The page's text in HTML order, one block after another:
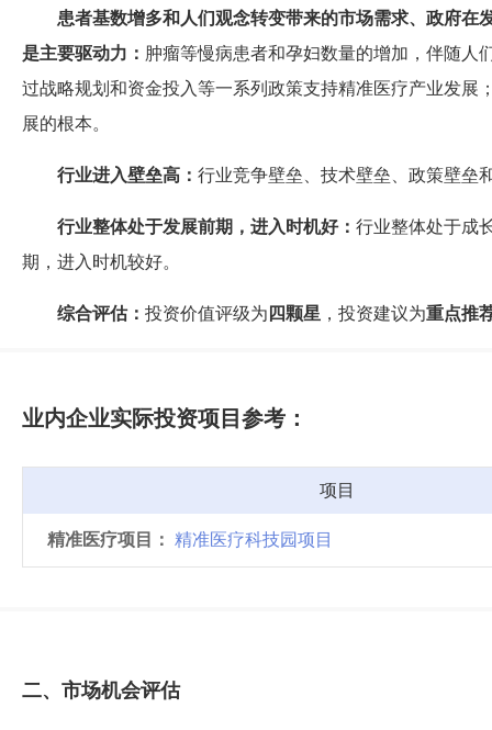
患者基数增多和人们观念转变带来的市场需求、政府
是主要驱动力： 肿瘤等慢病患者和孕妇数量的增加，伴随人
过战略规划和资金投入等一系列政策支持精准医疗产业发
展的根本。
行业进入壁垒高： 行业竞争壁垒、技术壁垒、政策壁垒
行业整体处于发展前期，进入时机好： 行业整体处于成
期，进入时机较好。
综合评估： 投资价值评级为 四颗星 ，投资建议为重点推
业内企业实际投资项目参考：
项目
精准医疗项目： 精准医疗科技园项目
二、市场机会评估